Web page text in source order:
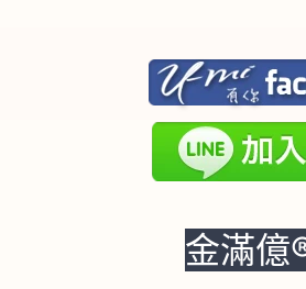
金滿億